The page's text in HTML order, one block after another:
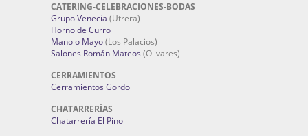
CATERING-CELEBRACIONES-BODAS
Grupo Venecia (Utrera)
Horno de Curro
Manolo Mayo(Los Palacios)
Salones Román Mateos (Olivares)
CERRAMIENTOS
Cerramientos Gordo
CHATARRERÍAS
Chatarrería El Pino